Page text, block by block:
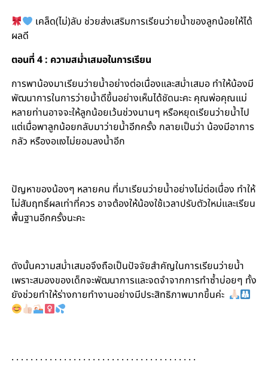
เคล็ด(ไม่)ลับ ช่วยส่งเสริมการเรียนว่ายน้ำของลูกน้อยให้ได้
ผลดี
ตอนที่ 4 : ความสม่ำเสมอในการเรียน
การพาน้องมาเรียนว่ายน้ำอย่างต่อเนื่องและสม่ำเสมอ ทำให้น้องมี
พัฒนาการในการว่ายน้ำดีขึ้นอย่างเห็นได้ชัดนะคะ คุณพ่อคุณแม่
หลายท่านอาจจะให้ลูกน้อยเว้นช่วงนานๆ หรือหยุดเรียนว่ายน้ำไป
แต่เมื่อพาลูกน้อยกลับมาว่ายน้ำอีกครั้ง กลายเป็นว่า น้องมีอาการ
กลัว หรืองอแงไม่ยอมลงน้ำอีก
ปัญหาของน้องๆ หลายคน ที่มาเรียนว่ายน้ำอย่างไม่ต่อเนื่อง ทำให้
ไม่สัมฤทธิ์ผลเท่าที่ควร อาจต้องให้น้องใช้เวลาปรับตัวใหม่และเรียน
พื้นฐานอีกครั้งนะคะ
ดังนั้นความสม่ำเสมอจึงถือเป็นปัจจัยสำคัญในการเรียนว่ายน้ำ
เพราะสมองของเด็กจะพัฒนาการและจดจำจากการทำซ้ำบ่อยๆ ทั้ง
ยังช่วยทำให้ร่างกายทำงานอย่างมีประสิทธิภาพมากขึ้นค่ะ
. . . . . . . . . . . . . . . . . . . . . . . . . . . . . . . . . . . . . . .